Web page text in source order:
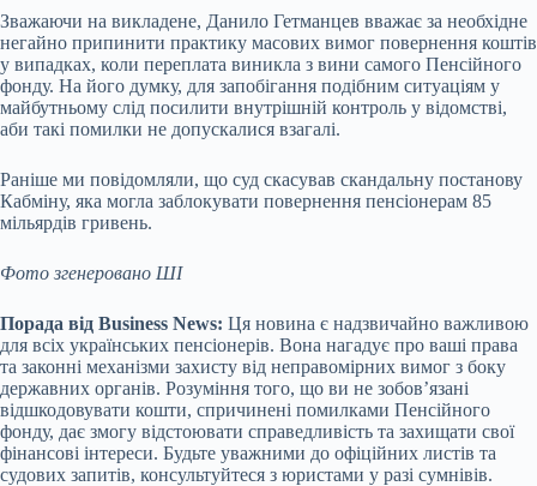
Зважаючи на викладене, Данило Гетманцев вважає за необхідне
негайно припинити практику масових вимог повернення коштів
у випадках, коли переплата виникла з вини самого Пенсійного
фонду. На його думку, для запобігання подібним ситуаціям у
майбутньому слід посилити внутрішній контроль у відомстві,
аби такі помилки не допускалися взагалі.
Раніше ми повідомляли, що суд скасував скандальну постанову
Кабміну, яка могла заблокувати повернення пенсіонерам 85
мільярдів гривень.
Фото згенеровано ШІ
Порада від Business News: Ця новина є надзвичайно важливою
для всіх українських пенсіонерів. Вона нагадує про ваші права
та законні механізми захисту від неправомірних вимог з боку
державних органів. Розуміння того, що ви не зобов’язані
відшкодовувати кошти, спричинені помилками Пенсійного
фонду, дає змогу відстоювати справедливість та захищати свої
фінансові інтереси. Будьте уважними до офіційних листів та
судових запитів, консультуйтеся з юристами у разі сумнівів.